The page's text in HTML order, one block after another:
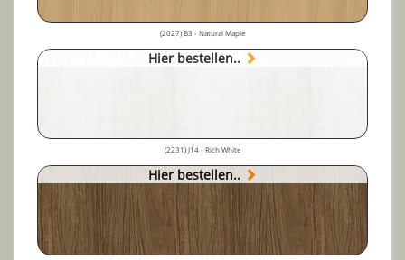
(2027) B3 - Natural Maple
Hier bestellen..
(2231) J14 - Rich White
Hier bestellen..